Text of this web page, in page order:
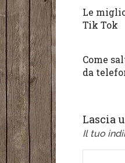
Le
Tik Tok
Come
da
Lascia
Il tuo